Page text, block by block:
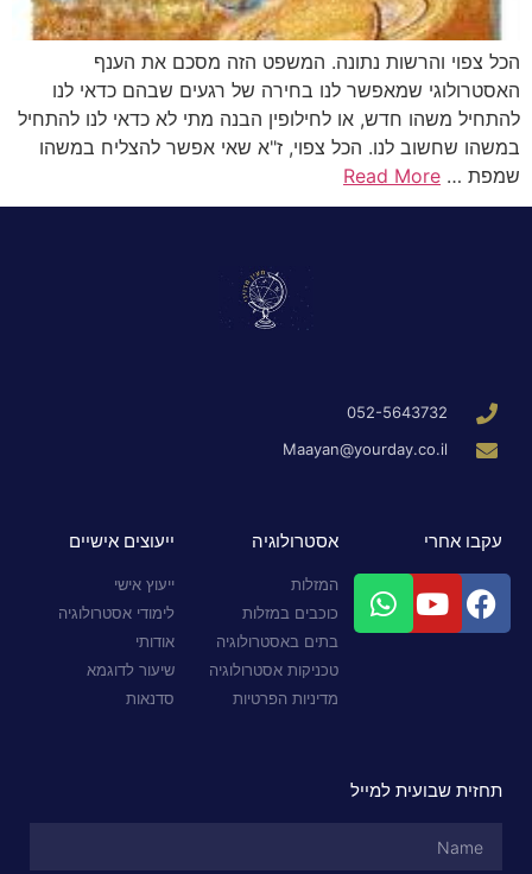
הכל צפוי והרשות נתונה. המשפט הזה מסכם את הענף
האסטרולוגי שמאפשר לנו בחירה של רגעים שבהם כדאי לנו
להתחיל משהו חדש, או לחילופין הבנה מתי לא כדאי לנו להתחיל
במשהו שחשוב לנו. הכל צפוי, ז"א שאי אפשר להצליח במשהו
שמפת … Read More
052-5643732
Maayan@yourday.co.il
עקבו אחרי אסטרולוגיה
המזלות
כוכבים במזלות
בתים באסטרולוגיה
טכניקות אסטרולוגיה
מדיניות הפרטיות
ייעוצים אישיים
ייעוץ אישי
לימודי אסטרולוגיה
אודותי
שיעור לדוגמא
סדנאות
תחזית שבועית למייל